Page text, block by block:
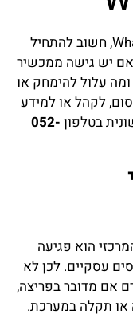
בנושא פריצת WhatsApp, חשוב להתחיל
יש גישה ממכשיר
עלול להימחק או
לקהל או למידע
052-
הוא פגיעה
עסקיים. לכן לא
אם מדובר בפריצה,
או תקלה במערכת.